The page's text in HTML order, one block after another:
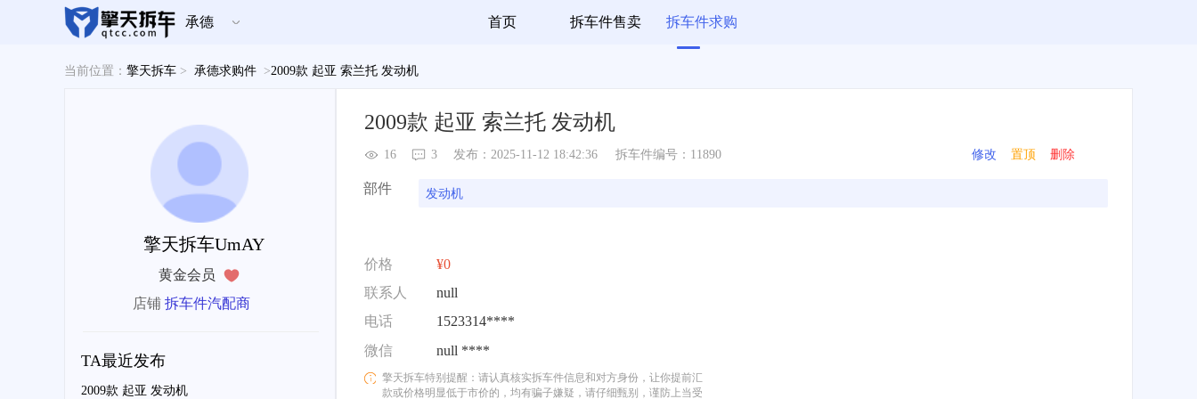
承德 首页 拆车件售卖 拆车件求购
当前位置： 擎天拆车 > 承德求购件 >2009款 起亚 索兰托 发动机
擎天拆车UmAY
黄金会员
店铺拆车件汽配商
TA最近发布
2009款 起亚 发动机
2009款 起亚 索兰托 发动机
16 3 发布：2025-11-12 18:42:36 拆车件编号：11890 修改 置顶 删除
部件 发动机
价格
¥0
联系人
null
电话
1523314****
微信
null ****
擎天拆车特别提醒：请认真核实拆车件信息和对方身份，让你提前汇
款或价格明显低于市价的，均有骗子嫌疑，请仔细甄别，谨防上当受